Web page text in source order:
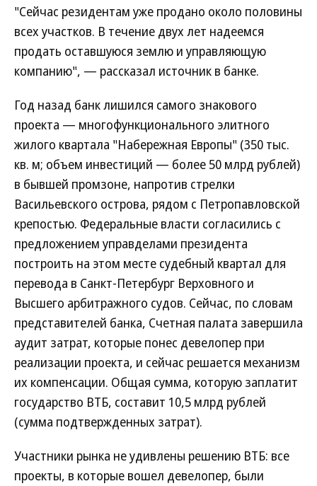
"Сейчас резидентам уже продано около половины
всех участков. В течение двух лет надеемся
продать оставшуюся землю и управляющую
компанию", — рассказал источник в банке.
Год назад банк лишился самого знакового
проекта — многофункционального элитного
жилого квартала "Набережная Европы" (350 тыс.
кв. м; объем инвестиций — более 50 млрд рублей)
в бывшей промзоне, напротив стрелки
Васильевского острова, рядом с Петропавловской
крепостью. Федеральные власти согласились с
предложением управделами президента
построить на этом месте судебный квартал для
перевода в Санкт-Петербург Верховного и
Высшего арбитражного судов. Сейчас, по словам
представителей банка, Счетная палата завершила
аудит затрат, которые понес девелопер при
реализации проекта, и сейчас решается механизм
их компенсации. Общая сумма, которую заплатит
государство ВТБ, составит 10,5 млрд рублей
(сумма подтвержденных затрат).
Участники рынка не удивлены решению ВТБ: все
проекты, в которые вошел девелопер, были